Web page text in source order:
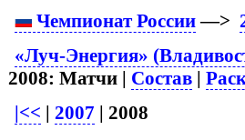
Чемпионат России—>
«Луч-Энергия»
2008: Матчи | Состав |
|<< | 2007 | 2008